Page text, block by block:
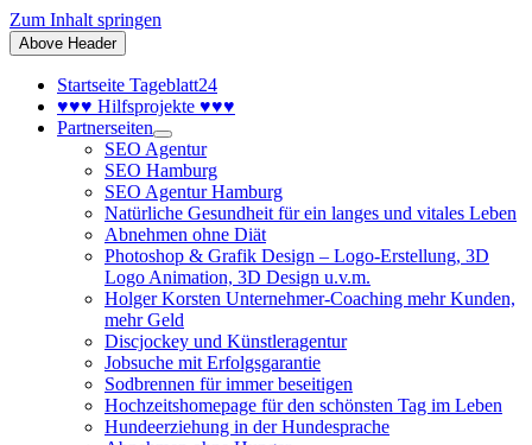
Zum Inhalt springen
Above Header
Startseite Tageblatt24
♥♥♥ Hilfsprojekte ♥♥♥
Partnerseiten
SEO Agentur
SEO Hamburg
SEO Agentur Hamburg
Natürliche Gesundheit für ein langes und vitales Leben
Abnehmen ohne Diät
Photoshop & Grafik Design – Logo-Erstellung, 3D
Logo Animation, 3D Design u.v.m.
Holger Korsten Unternehmer-Coaching mehr Kunden,
mehr Geld
Discjockey und Künstleragentur
Jobsuche mit Erfolgsgarantie
Sodbrennen für immer beseitigen
Hochzeitshomepage für den schönsten Tag im Leben
Hundeerziehung in der Hundesprache